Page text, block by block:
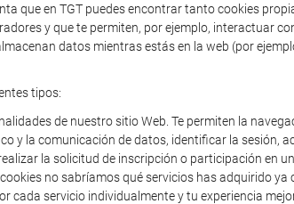
que en TGT puedes encontrar tanto cookies
y que te permiten, por ejemplo, interactuar
datos mientras estás en la web (por
tipos:
de nuestro sitio Web. Te permiten la
y la comunicación de datos, identificar la sesión,
la solicitud de inscripción o participación en
no sabríamos qué servicios has adquirido ya
cada servicio individualmente y tu experiencia